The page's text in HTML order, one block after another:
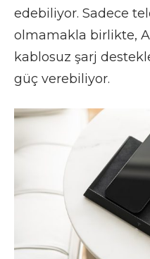
edebiliyor. Sadece
olmamakla birlikte,
kablosuz şarj
güç verebiliyor.